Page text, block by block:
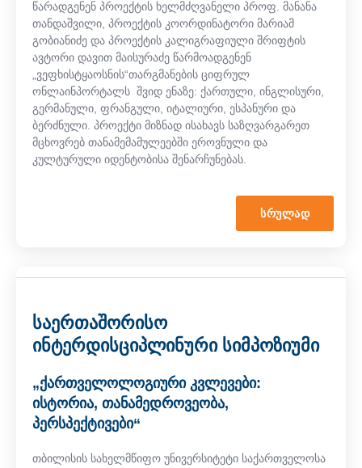
წარადგენენ პროექტის ხელმძღვანელი პროფ. მანანა
თანდაშვილი, პროექტის კოორდინატორი მარიამ
გობიანიძე და პროექტის კალიგრაფიული შრიფტის
ავტორი დავით მაისურაძე წარმოადგენენ
„ვეფხისტყაოსნის“თარგმანების ციფრულ
ონლაინპორტალს შვიდ ენაზე: ქართული, ინგლისური,
გერმანული, ფრანგული, იტალიური, ესპანური და
ბერძნული. პროექტი მიზნად ისახავს საზღვარგარეთ
მცხოვრებ თანამემამულეებში ეროვნული და
კულტურული იდენტობისა შენარჩუნებას.
ᲡᲠᲣᲚᲐᲓ
საერთაშორისო
ინტერდისციპლინური სიმპოზიუმი
„ქართველოლოგიური კვლევები:
ისტორია, თანამედროვეობა,
პერსპექტივები“
თბილისის სახელმწიფო უნივერსიტეტი საქართველოსა